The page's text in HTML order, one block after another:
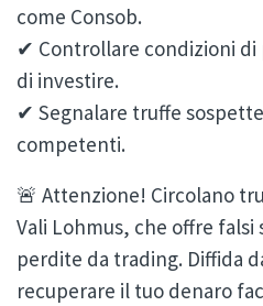
come Consob.
✔ Controllare condizioni di
di investire.
✔ Segnalare truffe
competenti.
🚨 Attenzione! Circolano
Vali Lohmus, che offre
perdite da trading. Diffida
recuperare il tuo denaro